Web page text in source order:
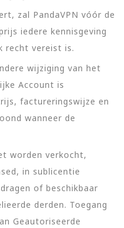
zal PandaVPN vóór de
iedere kennisgeving
recht vereist is.
wijziging van het
Account is
factureringswijze en
wanneer de
worden verkocht,
in sublicentie
of beschikbaar
derden. Toegang
Geautoriseerde